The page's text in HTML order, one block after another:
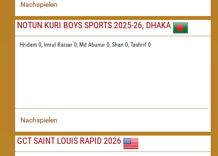
Nachspielen
NOTUN KURI BOYS SPORTS 2025-26, DHAKA
Hridam 0, Imrul Kaisar 0, Md Abunur 0, Shan 0, Tashrif 0
Nachspielen
GCT SAINT LOUIS RAPID 2026